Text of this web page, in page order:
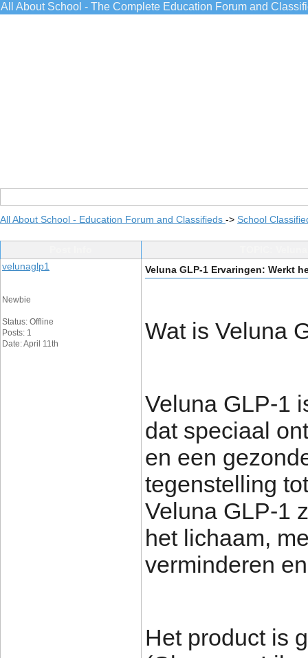
All About School - The Complete Education Forum and
All About School - Education Forum and Classifieds -> School
velunaglp1
Newbie
Status: Offline
Posts: 1
Date: April 11th
Veluna GLP-1 Ervaringen: Werkt
Wat is Veluna
Veluna GLP-1
dat speciaal
en een
tegenstelling
Veluna GLP-1
het lichaam,
verminderen
Het product is